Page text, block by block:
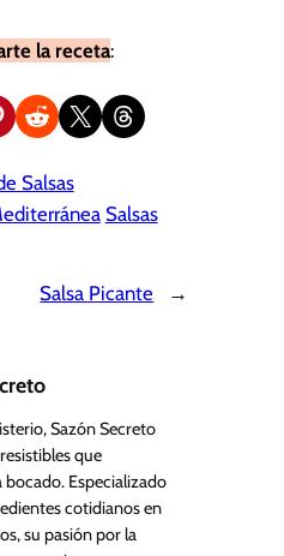
la receta:
en Pinterest
Compartir en Reddit
Compartir en X Share on Threads
Salsas
Salsas
Salsa Picante →
Sazón Secreto
que
Especializado
cotidianos en
su pasión por la